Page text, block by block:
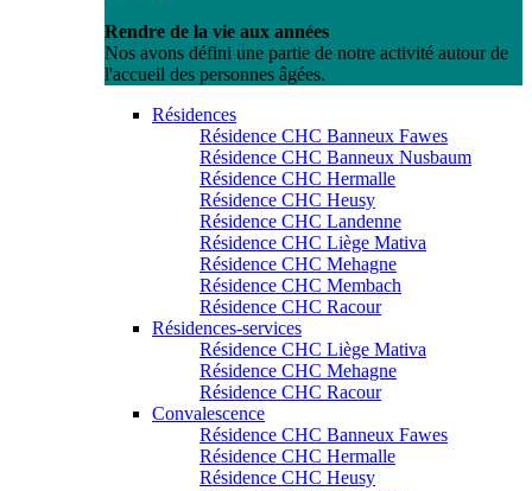
Rendre de la vie aux années
Nos avons défini une partie de notre activité autour de
l'accueil des personnes âgées.
Résidences
Résidence CHC Banneux Fawes
Résidence CHC Banneux Nusbaum
Résidence CHC Hermalle
Résidence CHC Heusy
Résidence CHC Landenne
Résidence CHC Liège Mativa
Résidence CHC Mehagne
Résidence CHC Membach
Résidence CHC Racour
Résidences-services
Résidence CHC Liège Mativa
Résidence CHC Mehagne
Résidence CHC Racour
Convalescence
Résidence CHC Banneux Fawes
Résidence CHC Hermalle
Résidence CHC Heusy